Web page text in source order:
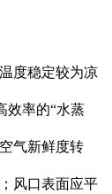
度稳定较为凉
效率的“水蒸
气新鲜度转
风口表面应平